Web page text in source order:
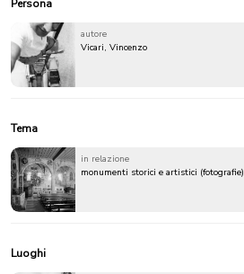
Persona
autore
Vicari, Vincenzo
Tema
in relazione
monumenti storici e artistici (fotografie)
Luoghi